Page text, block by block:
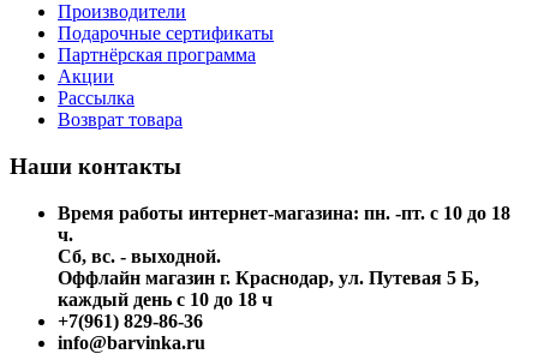
Производители
Подарочные сертификаты
Партнёрская программа
Акции
Рассылка
Возврат товара
Наши контакты
Время работы интернет-магазина: пн. -пт. с 10 до 18
ч.
Сб, вс. - выходной.
Оффлайн магазин г. Краснодар, ул. Путевая 5 Б,
каждый день с 10 до 18 ч
+7(961) 829-86-36
info@barvinka.ru